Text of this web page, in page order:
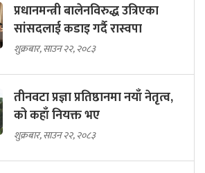
प्रधानमन्त्री बालेनविरुद्ध उत्रिएका
सांसदलाई कडाइ गर्दै रास्वपा
शुक्रबार, साउन २२, २०८३
तीनवटा प्रज्ञा प्रतिष्ठानमा नयाँ नेतृत्व,
को कहाँ नियक्त भए
शुक्रबार, साउन २२, २०८३